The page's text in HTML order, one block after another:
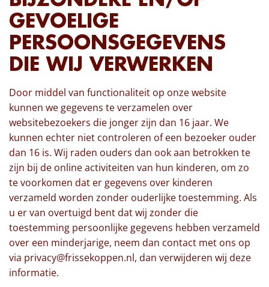
GEVOELIGE
PERSOONSGEGEVENS
DIE WIJ VERWERKEN
Door middel van functionaliteit op onze website
kunnen we gegevens te verzamelen over
websitebezoekers die jonger zijn dan 16 jaar. We
kunnen echter niet controleren of een bezoeker ouder
dan 16 is. Wij raden ouders dan ook aan betrokken te
zijn bij de online activiteiten van hun kinderen, om zo
te voorkomen dat er gegevens over kinderen
verzameld worden zonder ouderlijke toestemming. Als
u er van overtuigd bent dat wij zonder die
toestemming persoonlijke gegevens hebben verzameld
over een minderjarige, neem dan contact met ons op
via privacy@frissekoppen.nl, dan verwijderen wij deze
informatie.